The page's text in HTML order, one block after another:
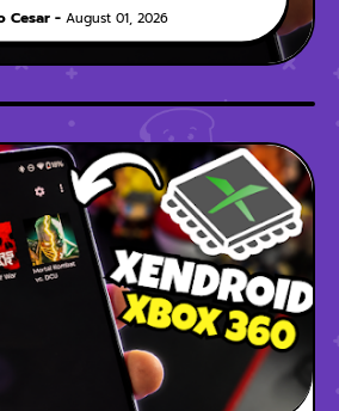
de Xbox 360?
Cesar August 01, 2026